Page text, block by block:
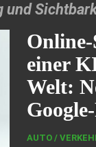
und
einer
Welt:
AUTO /